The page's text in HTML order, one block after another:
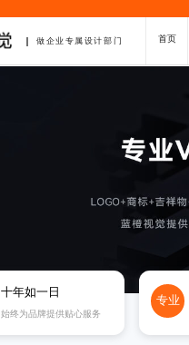
做企业专属设计部门 首页
十年如一日
始终为品牌提供贴心服务
专业